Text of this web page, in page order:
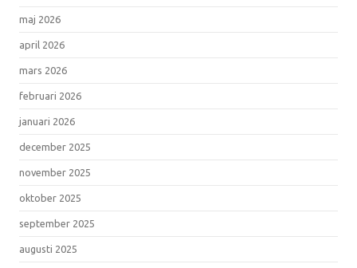
maj 2026
april 2026
mars 2026
februari 2026
januari 2026
december 2025
november 2025
oktober 2025
september 2025
augusti 2025